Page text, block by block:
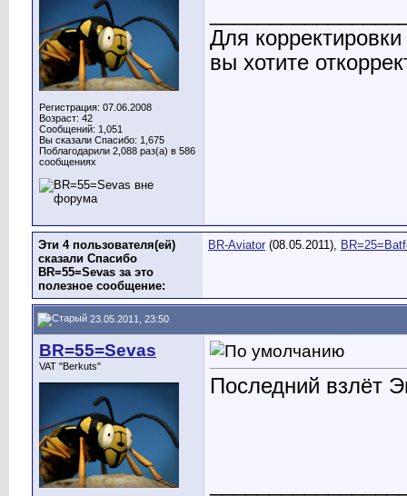
Регистрация: 07.06.2008
Возраст: 42
Сообщений: 1,051
Вы сказали Спасибо: 1,675
Поблагодарили 2,088 раз(а) в 586
сообщениях
Для
вы хотите
Эти 4 пользователя(ей)
сказали Спасибо
BR=55=Sevas за это
полезное сообщение:
BR-Aviator (08.05.2011),
23.05.2011, 23:50
BR=55=Sevas
VAT "Berkuts"
Последний взлёт